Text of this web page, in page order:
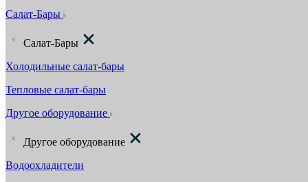
Салат-Бары
Салат-Бары
Холодильные салат-бары
Тепловые салат-бары
Другое оборудование
Другое оборудование
Водоохладители